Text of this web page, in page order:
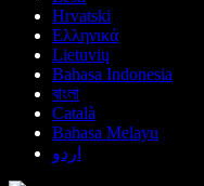
Hrvatski
Ελληνικά
Lietuvių
Bahasa Indonesia
বাংলা
Català
Bahasa Melayu
اردو